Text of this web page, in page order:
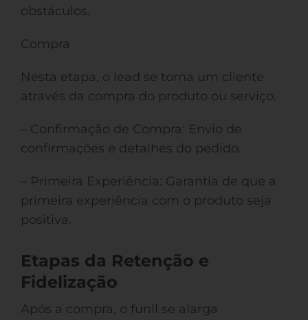
obstáculos.
Compra
Nesta etapa, o lead se torna um cliente
através da compra do produto ou serviço.
– Confirmação de Compra: Envio de
confirmações e detalhes do pedido.
– Primeira Experiência: Garantia de que a
primeira experiência com o produto seja
positiva.
Etapas da Retenção e
Fidelização
Após a compra, o funil se alarga